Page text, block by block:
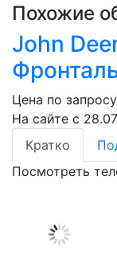
Похожие
John
Цена по запросу
На сайте с
Кратко
Посмотреть